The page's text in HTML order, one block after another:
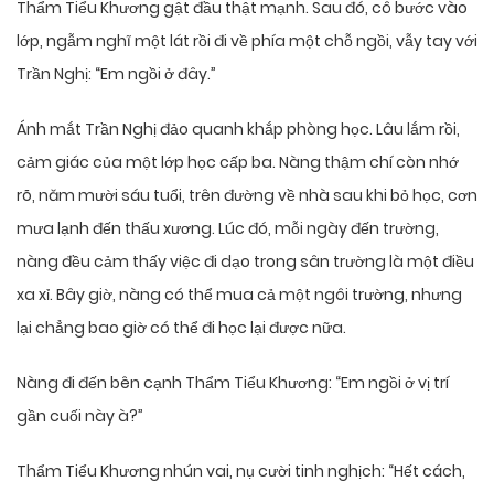
Thẩm Tiểu Khương gật đầu thật mạnh. Sau đó, cô bước vào
lớp, ngẫm nghĩ một lát rồi đi về phía một chỗ ngồi, vẫy tay với
Trần Nghị: “Em ngồi ở đây.”
Ánh mắt Trần Nghị đảo quanh khắp phòng học. Lâu lắm rồi,
cảm giác của một lớp học cấp ba. Nàng thậm chí còn nhớ
rõ, năm mười sáu tuổi, trên đường về nhà sau khi bỏ học, cơn
mưa lạnh đến thấu xương. Lúc đó, mỗi ngày đến trường,
nàng đều cảm thấy việc đi dạo trong sân trường là một điều
xa xỉ. Bây giờ, nàng có thể mua cả một ngôi trường, nhưng
lại chẳng bao giờ có thể đi học lại được nữa.
Nàng đi đến bên cạnh Thẩm Tiểu Khương: “Em ngồi ở vị trí
gần cuối này à?”
Thẩm Tiểu Khương nhún vai, nụ cười tinh nghịch: “Hết cách,